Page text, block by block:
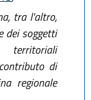
tra l'altro,
dei soggetti
territoriali
di
regionale